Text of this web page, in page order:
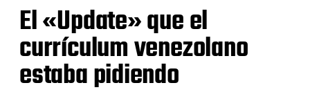
v
L
a
El «Update» que el
currículum venezolano
estaba pidiendo